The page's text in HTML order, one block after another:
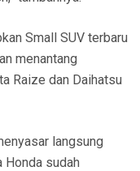
Small SUV terbaru
menantang
Raize dan Daihatsu
langsung
Honda sudah